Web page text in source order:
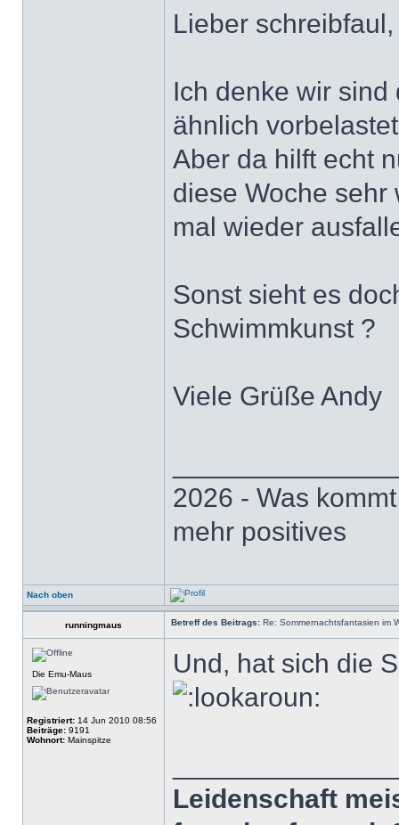
Lieber
Ich denke wir
ähnlich
Aber da hilft echt
diese Woche sehr
mal wieder
Sonst sieht es
Schwimmkunst ?
Viele Grüße Andy
2026 - Was
mehr positives
Nach oben
runningmaus Betreff des Beitrags: Re: Sommernachtsfantasien im
Die Emu-Maus
Registriert: 14 Jun 2010 08:56
Beiträge: 9191
Wohnort: Mainspitze
Und, hat sich die
Leidenschaft